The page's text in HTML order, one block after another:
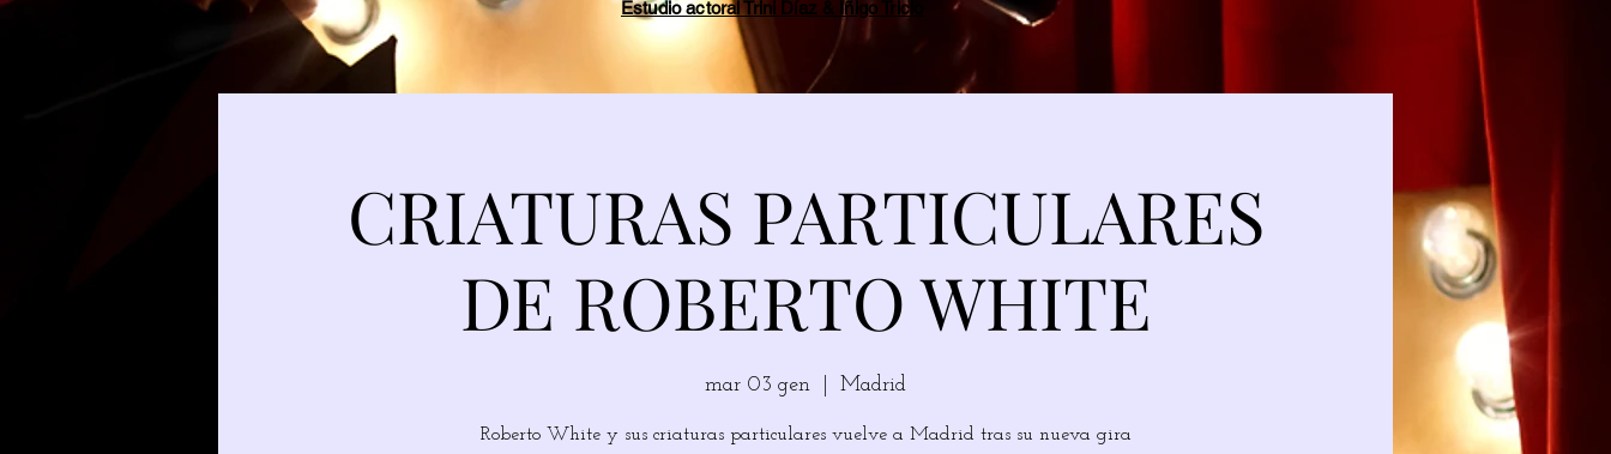
Estudio actoral Trini Díaz & Íñigo Tricio
CRIATURAS PARTICULARES
DE ROBERTO WHITE
mar 03 gen Madrid
Roberto White y sus criaturas particulares vuelve a Madrid tras su nueva gira